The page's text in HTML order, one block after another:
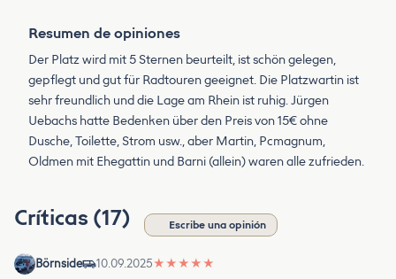
Resumen de opiniones
Der Platz wird mit 5 Sternen beurteilt, ist schön gelegen,
gepflegt und gut für Radtouren geeignet. Die Platzwartin ist
sehr freundlich und die Lage am Rhein ist ruhig. Jürgen
Uebachs hatte Bedenken über den Preis von 15€ ohne
Dusche, Toilette, Strom usw., aber Martin, Pcmagnum,
Oldmen mit Ehegattin und Barni (allein) waren alle zufrieden.
Críticas (17) Escribe una opinión
Börnside 10.09.2025★ ★ ★ ★ ★